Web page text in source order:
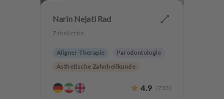
Narin Nejati Rad
Zahnärztin
Aligner-Therapie
Parodontologie
Ästhetische Zahnheilkunde
Zahnerhaltung
4.9 (753 )